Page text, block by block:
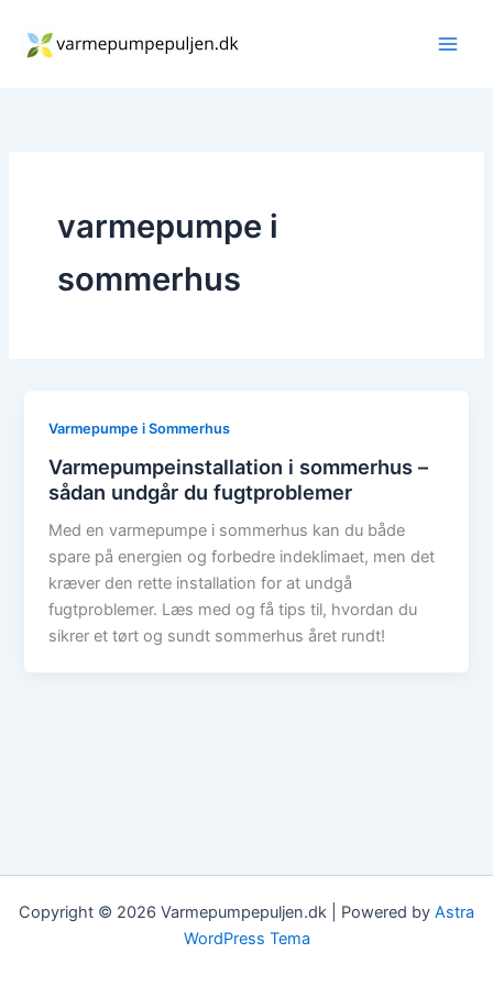
indholdet
varmepumpe i
sommerhus
Varmepumpe i Sommerhus
Varmepumpeinstallation i sommerhus –
sådan undgår du fugtproblemer
Med en varmepumpe i sommerhus kan du både
spare på energien og forbedre indeklimaet, men det
kræver den rette installation for at undgå
fugtproblemer. Læs med og få tips til, hvordan du
sikrer et tørt og sundt sommerhus året rundt!
Copyright © 2026 Varmepumpepuljen.dk | Powered by Astra
WordPress Tema